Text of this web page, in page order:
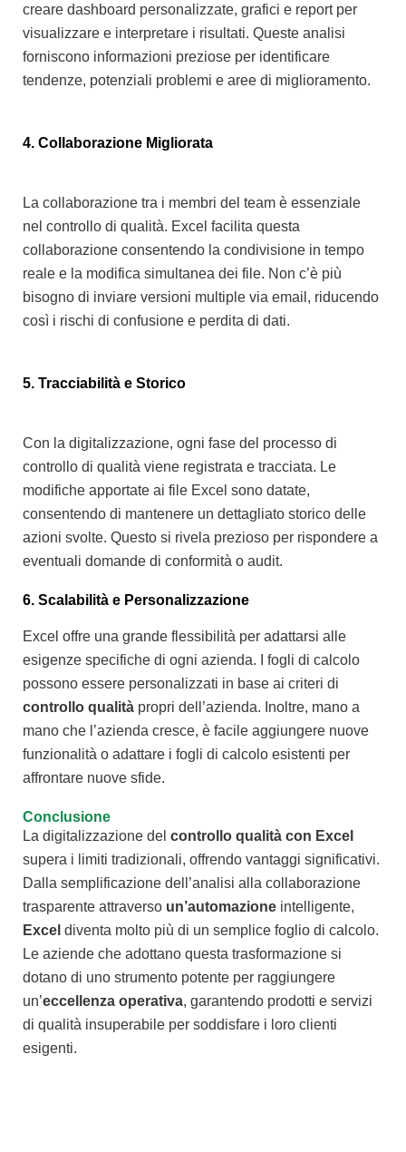
creare dashboard personalizzate, grafici e report per
visualizzare e interpretare i risultati. Queste analisi
forniscono informazioni preziose per identificare
tendenze, potenziali problemi e aree di miglioramento.
4. Collaborazione Migliorata
La collaborazione tra i membri del team è essenziale
nel controllo di qualità. Excel facilita questa
collaborazione consentendo la condivisione in tempo
reale e la modifica simultanea dei file. Non c’è più
bisogno di inviare versioni multiple via email, riducendo
così i rischi di confusione e perdita di dati.
5. Tracciabilità e Storico
Con la digitalizzazione, ogni fase del processo di
controllo di qualità viene registrata e tracciata. Le
modifiche apportate ai file Excel sono datate,
consentendo di mantenere un dettagliato storico delle
azioni svolte. Questo si rivela prezioso per rispondere a
eventuali domande di conformità o audit.
6. Scalabilità e Personalizzazione
Excel offre una grande flessibilità per adattarsi alle
esigenze specifiche di ogni azienda. I fogli di calcolo
possono essere personalizzati in base ai criteri di
controllo qualità propri dell’azienda. Inoltre, mano a
mano che l’azienda cresce, è facile aggiungere nuove
funzionalità o adattare i fogli di calcolo esistenti per
affrontare nuove sfide.
Conclusione
La digitalizzazione del controllo qualità con Excel
supera i limiti tradizionali, offrendo vantaggi significativi.
Dalla semplificazione dell’analisi alla collaborazione
trasparente attraverso un’automazione intelligente,
Excel diventa molto più di un semplice foglio di calcolo.
Le aziende che adottano questa trasformazione si
dotano di uno strumento potente per raggiungere
un’eccellenza operativa, garantendo prodotti e servizi
di qualità insuperabile per soddisfare i loro clienti
esigenti.